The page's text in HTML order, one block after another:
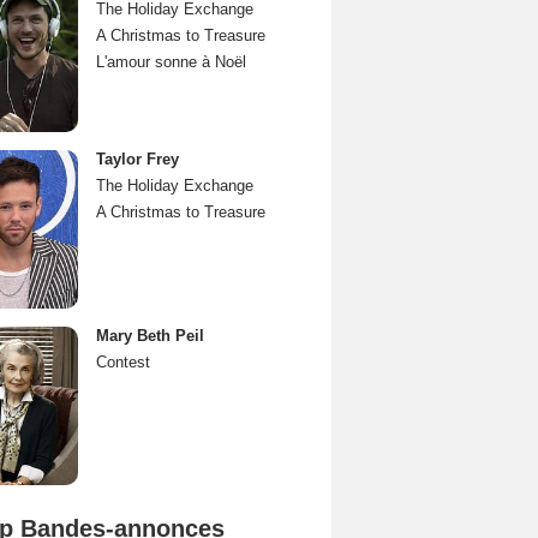
The Holiday Exchange
A Christmas to Treasure
L'amour sonne à Noël
Taylor Frey
The Holiday Exchange
A Christmas to Treasure
Mary Beth Peil
Contest
Bandes-annonces